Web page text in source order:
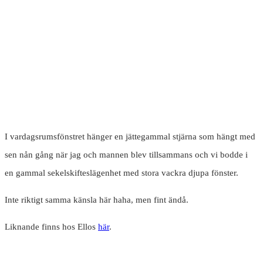
I vardagsrumsfönstret hänger en jättegammal stjärna som hängt med
sen nån gång när jag och mannen blev tillsammans och vi bodde i
en gammal sekelskifteslägenhet med stora vackra djupa fönster.
Inte riktigt samma känsla här haha, men fint ändå.
Liknande finns hos Ellos här.